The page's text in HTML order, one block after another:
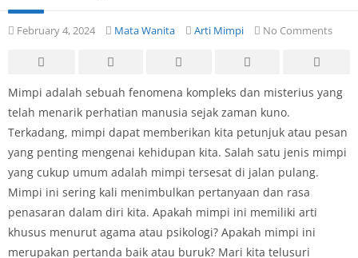
February 4, 2024 Mata Wanita Arti Mimpi No Comments
Mimpi adalah sebuah fenomena kompleks dan misterius yang
telah menarik perhatian manusia sejak zaman kuno.
Terkadang, mimpi dapat memberikan kita petunjuk atau pesan
yang penting mengenai kehidupan kita. Salah satu jenis mimpi
yang cukup umum adalah mimpi tersesat di jalan pulang.
Mimpi ini sering kali menimbulkan pertanyaan dan rasa
penasaran dalam diri kita. Apakah mimpi ini memiliki arti
khusus menurut agama atau psikologi? Apakah mimpi ini
merupakan pertanda baik atau buruk? Mari kita telusuri